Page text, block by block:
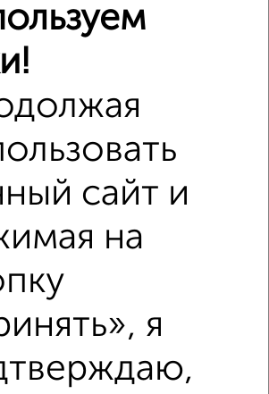
инфраструктура рядом
Банкоматы
Фитнес Кафе
сайт и
на
я